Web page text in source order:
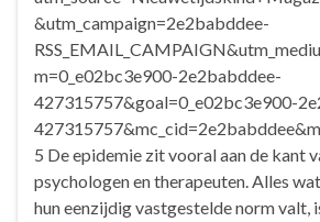
&utm_campaign=2e2babddee-
m=0_e02bc3e900-2e2babddee-
427315757&goal=0_e02bc3e900-
5 De epidemie zit vooral aan de kant
psychologen en therapeuten. Alles
hun eenzijdig vastgestelde norm valt,